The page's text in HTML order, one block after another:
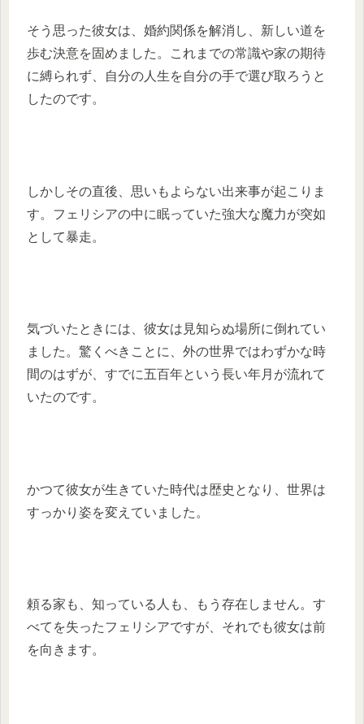
そう思った彼女は、婚約関係を解消し、新しい道を
歩む決意を固めました。これまでの常識や家の期待
に縛られず、自分の人生を自分の手で選び取ろうと
したのです。
しかしその直後、思いもよらない出来事が起こりま
す。フェリシアの中に眠っていた強大な魔力が突如
として暴走。
気づいたときには、彼女は見知らぬ場所に倒れてい
ました。驚くべきことに、外の世界ではわずかな時
間のはずが、すでに五百年という長い年月が流れて
いたのです。
かつて彼女が生きていた時代は歴史となり、世界は
すっかり姿を変えていました。
頼る家も、知っている人も、もう存在しません。す
べてを失ったフェリシアですが、それでも彼女は前
を向きます。